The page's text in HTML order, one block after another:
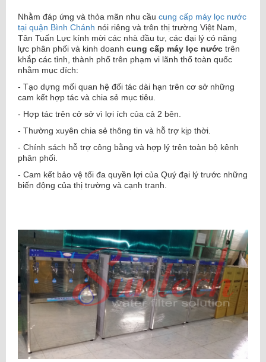
Nhằm đáp ứng và thỏa mãn nhu cầu cung cấp máy lọc nước
tại quận Bình Chánh nói riêng và trên thị trường Việt Nam,
Tân Tuấn Lực kính mời các nhà đầu tư, các đại lý có năng
lực phân phối và kinh doanh cung cấp máy lọc nước trên
khắp các tỉnh, thành phố trên phạm vi lãnh thổ toàn quốc
nhằm mục đích:
- Tạo dựng mối quan hệ đối tác dài hạn trên cơ sở những
cam kết hợp tác và chia sẻ mục tiêu.
- Hợp tác trên cở sở vì lợi ích của cả 2 bên.
- Thường xuyên chia sẻ thông tin và hỗ trợ kịp thời.
- Chính sách hỗ trợ công bằng và hợp lý trên toàn bộ kênh
phân phối.
- Cam kết bảo vệ tối đa quyền lợi của Quý đại lý trước những
biến động của thị trường và cạnh tranh.